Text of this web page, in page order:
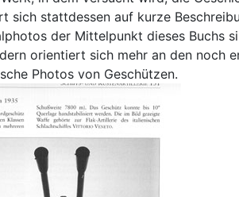
stattdessen auf kurze
der Mittelpunkt dieses Buchs
orientiert sich mehr an den noch
Photos von Geschützen.